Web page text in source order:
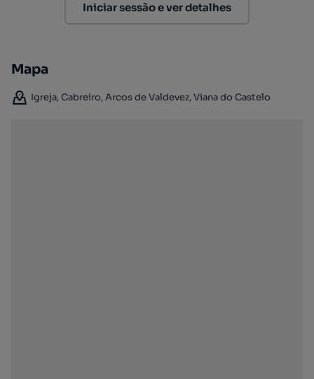
Iniciar sessão e ver detalhes
Mapa
Igreja, Cabreiro, Arcos de Valdevez, Viana do Castelo